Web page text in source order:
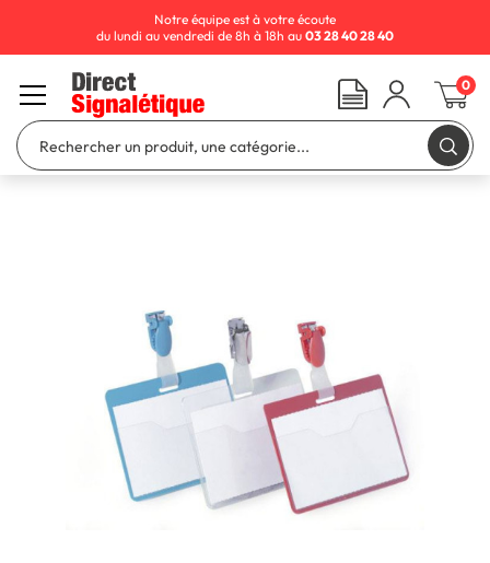
Notre équipe est à votre écoute
du lundi au vendredi de 8h à 18h au 03 28 40 28 40
0